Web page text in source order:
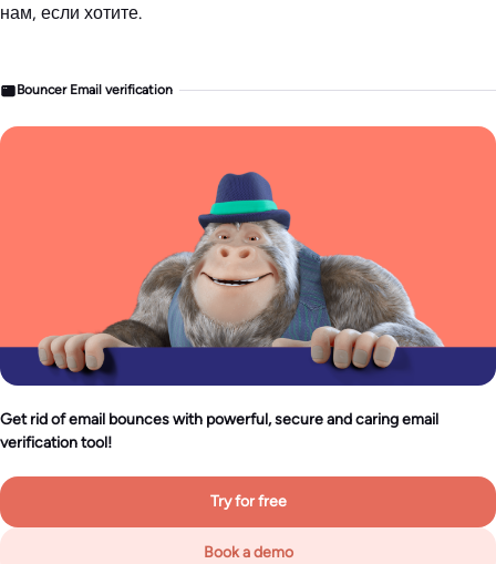
нам, если хотите.
Bouncer Email verification
Get rid of email bounces with powerful, secure and caring email
verification tool!
Try for free
Book a demo